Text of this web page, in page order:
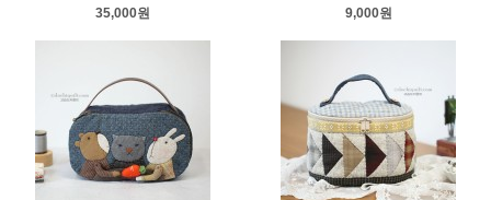
35,000원
9,000원